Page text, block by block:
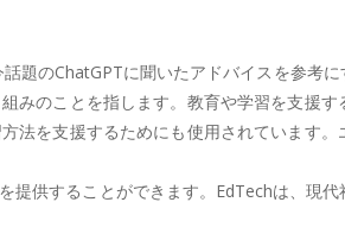
のChatGPTに聞いたアドバイスを参考
のことを指します。教育や学習を支援
を支援するためにも使用されています
供することができます。EdTechは、現